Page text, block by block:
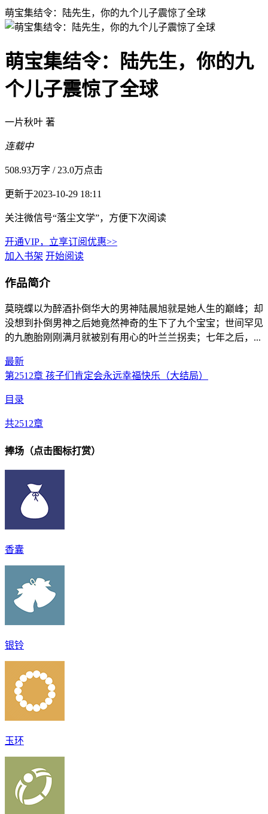
萌宝集结令：陆先生，你的九个儿子震惊了全球
萌宝集结令：陆先生，你的九
个儿子震惊了全球
一片秋叶 著
连载中
508.93万字 / 23.0万点击
更新于2023-10-29 18:11
关注微信号“落尘文学”，方便下次阅读
开通VIP，立享订阅优惠>>
加入书架 开始阅读
作品简介
莫晓蝶以为醉酒扑倒华大的男神陆晨旭就是她人生的巅峰；却
没想到扑倒男神之后她竟然神奇的生下了九个宝宝；世间罕见
的九胞胎刚刚满月就被别有用心的叶兰兰拐卖；七年之后，...
最新
第2512章 孩子们肯定会永远幸福快乐（大结局）
目录
共2512章
捧场（点击图标打赏）
香囊
银铃
玉环